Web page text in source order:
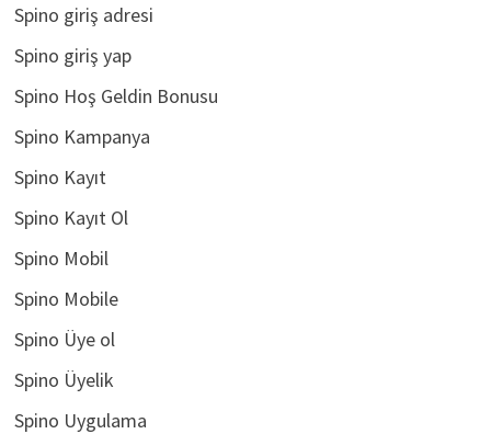
Spino giriş adresi
Spino giriş yap
Spino Hoş Geldin Bonusu
Spino Kampanya
Spino Kayıt
Spino Kayıt Ol
Spino Mobil
Spino Mobile
Spino Üye ol
Spino Üyelik
Spino Uygulama